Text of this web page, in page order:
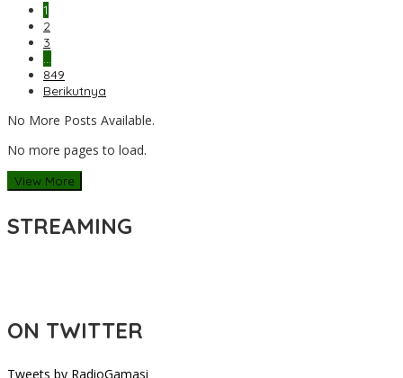
1
2
3
…
849
Berikutnya
No More Posts Available.
No more pages to load.
View More
STREAMING
ON TWITTER
Tweets by RadioGamasi